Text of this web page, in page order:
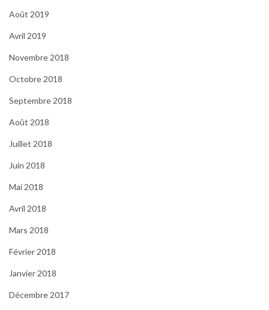
Août 2019
Avril 2019
Novembre 2018
Octobre 2018
Septembre 2018
Août 2018
Juillet 2018
Juin 2018
Mai 2018
Avril 2018
Mars 2018
Février 2018
Janvier 2018
Décembre 2017